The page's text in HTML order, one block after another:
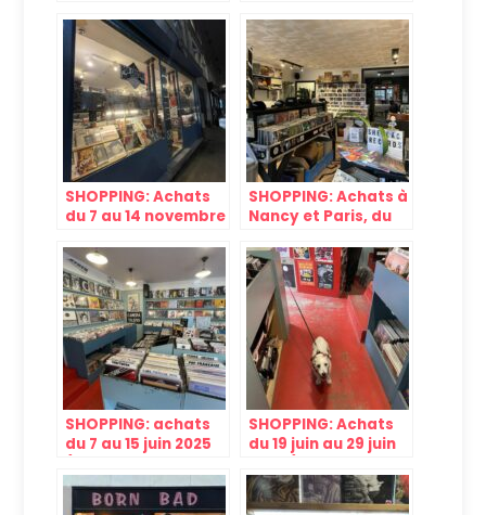
SHOPPING: Achats
du 7 au 14 novembre
puces
SHOPPING: Achats à
Nancy et Paris, du
2024
SHOPPING: achats
du 7 au 15 juin 2025
Bastille etc.)
SHOPPING: Achats
du 19 juin au 29 juin
brocantes)